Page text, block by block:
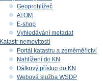
Geoprohlížeč
ATOM
E-shop
Vyhledávání metadat
Katastr nemovitostí
Portál katastru a zeměměřictví
Nahlížení do KN
Dálkový přístup do KN
Webová služba WSDP